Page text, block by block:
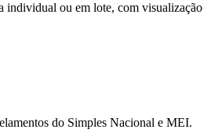
individual ou em lote, com visualização
do Simples Nacional e MEI.